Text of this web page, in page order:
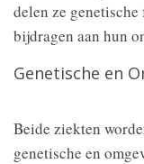
delen ze
bijdragen aan hun
Genetische en
Beide ziekten
genetische en